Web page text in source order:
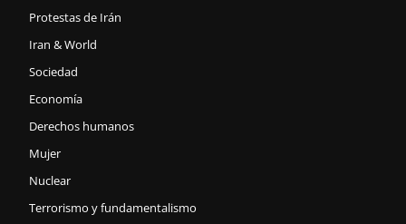
Protestas de Irán
Iran & World
Sociedad
Economía
Derechos humanos
Mujer
Nuclear
Terrorismo y fundamentalismo